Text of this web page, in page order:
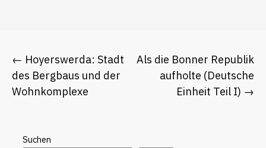
Hoyerswerda: Stadt
des Bergbaus und der
Wohnkomplexe
Als die Bonner Republik
aufholte (Deutsche
Einheit Teil I)
Suchen